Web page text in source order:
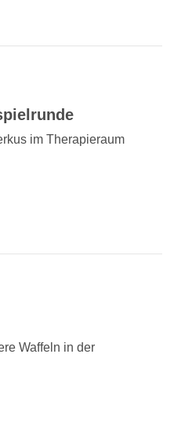
im Therapieraum
Waffeln in der